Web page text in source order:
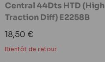
Central 44Dts HTD (High
Traction Diff) E2258B
Prix
réduit
18,50 €
Bientôt de retour